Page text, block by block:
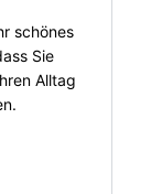
schönes
Sie
Alltag